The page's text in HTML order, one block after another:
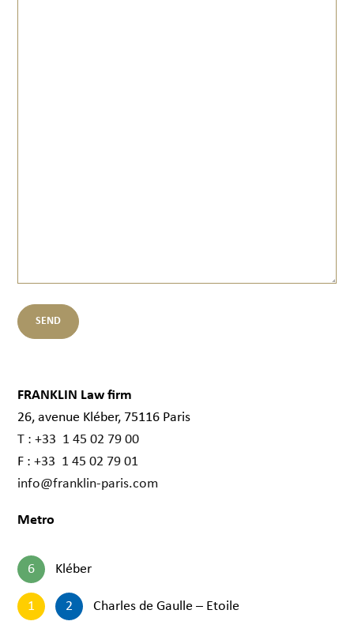
FRANKLIN Law firm
26, avenue Kléber, 75116 Paris
T : +33 1 45 02 79 00
F : +33 1 45 02 79 01
info@franklin-paris.com
Metro
6 Kléber
1 2 Charles de Gaulle – Etoile